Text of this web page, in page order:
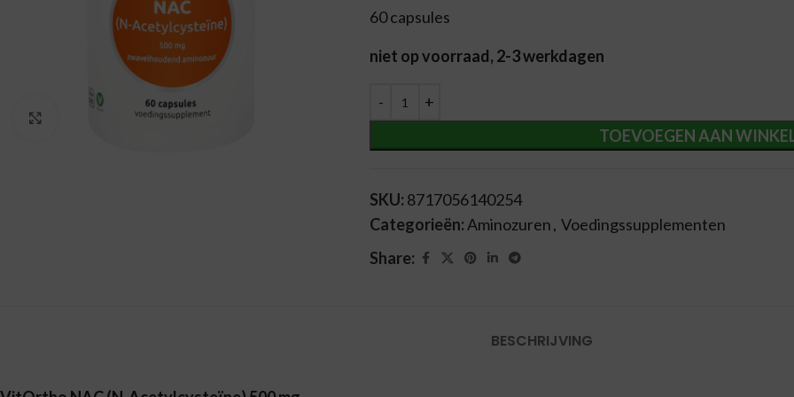
60 capsules
niet op voorraad, 2-3 werkdagen
TOEVOEGEN AAN
Alternative:
SKU: 8717056140254
Categorieën: Aminozuren, Voedingssupplementen
Share:
BESCHRIJVING